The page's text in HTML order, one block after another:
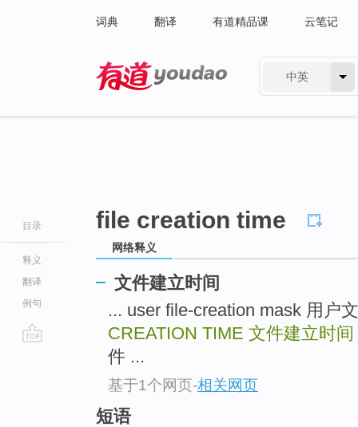
词典 翻译 有道精品课 云笔记
中英
目录
释义
翻译
例句
file creation time
网络释义
文件建立时间
... user file-creation mask 用户
CREATION TIME 文件建立时间
件 ...
基于1个网页-相关网页
短语